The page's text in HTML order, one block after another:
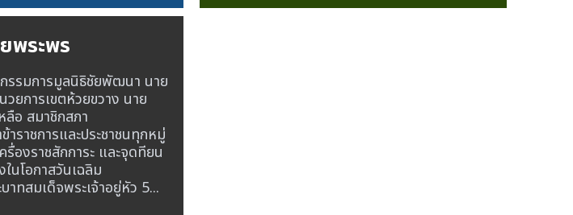
พระพร
รรมการมูลนิธิชัยพัฒนา นาย
วยการเขตห้วยขวาง นาย
ลือ สมาชิกสภา
ราชการและประชาชนทุกหมู่
องราชสักการะ และจุดทียน
นโอกาสวันเฉลิม
ทสมเด็จพระเจ้าอยู่หัว 5...